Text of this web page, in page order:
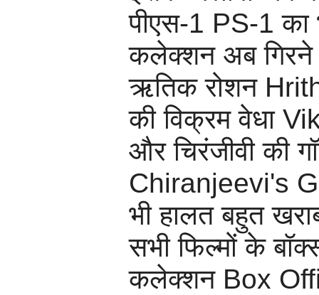
पीएस-1 PS-1 का
कलेक्शन अब गिरने
ऋतिक रोशन
की विक्रम वेधा
और चिरंजीवी की
Chiranjeevi's
भी हालत बहुत
सभी फिल्मों के
कलेक्शन Box